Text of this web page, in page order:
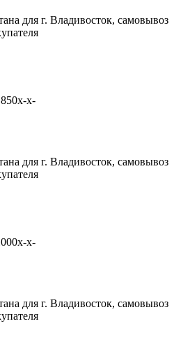
для г. Владивосток, самовывоз
x-
для г. Владивосток, самовывоз
x-
для г. Владивосток, самовывоз